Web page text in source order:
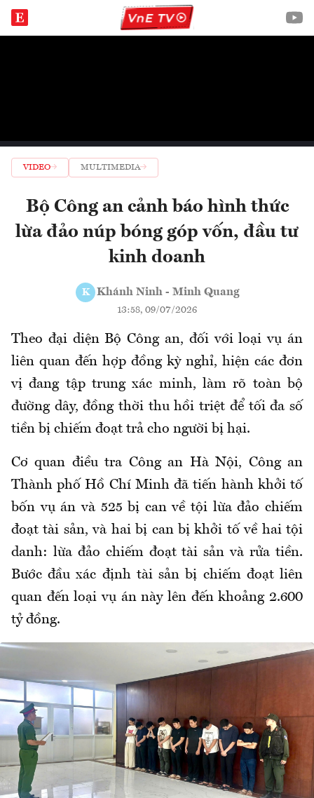
VIDEO MULTIMEDIA
Bộ Công an cảnh báo hình thức
lừa đảo núp bóng góp vốn, đầu tư
kinh doanh
K Khánh Ninh - Minh Quang
13:58, 09/07/2026
Theo đại diện Bộ Công an, đối với loại vụ án
liên quan đến hợp đồng kỳ nghỉ, hiện các đơn
vị đang tập trung xác minh, làm rõ toàn bộ
đường dây, đồng thời thu hồi triệt để tối đa số
tiền bị chiếm đoạt trả cho người bị hại.
Cơ quan điều tra Công an Hà Nội, Công an
Thành phố Hồ Chí Minh đã tiến hành khởi tố
bốn vụ án và 525 bị can về tội lừa đảo chiếm
đoạt tài sản, và hai bị can bị khởi tố về hai tội
danh: lừa đảo chiếm đoạt tài sản và rửa tiền.
Bước đầu xác định tài sản bị chiếm đoạt liên
quan đến loại vụ án này lên đến khoảng 2.600
tỷ đồng.